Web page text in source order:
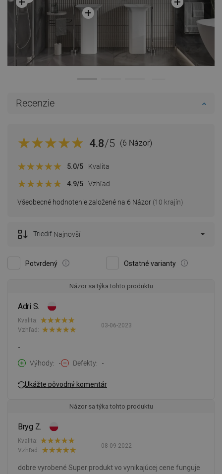
Recenzie
4.8/5 (6 Názor)
Všeobecné hodnotenie založené na 6 Názor (10 krajín)
5.0/5 Kvalita
4.9/5 Vzhľad
Potvrdený Ostatné varianty
Triediť:Najnovší
Názor sa týka tohto produktu
Adri S.
03-06-2023
Kvalita:
Vzhľad:
-
Výhody
- Defekty -
Ukážte pôvodný komentár
Názor sa týka tohto produktu
Bryg Z.
08-09-2022
Kvalita:
Vzhľad:
dobre vyrobené Super produkt vo vynikajúcej cene funguje